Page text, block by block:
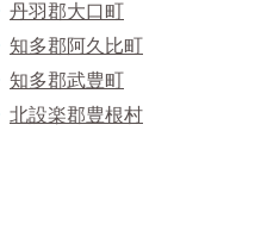
丹羽郡大口町
知多郡阿久比町
知多郡武豊町
北設楽郡豊根村